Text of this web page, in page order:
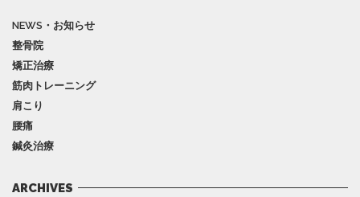
NEWS・お知らせ
整骨院
矯正治療
筋肉トレーニング
肩こり
腰痛
鍼灸治療
ARCHIVES